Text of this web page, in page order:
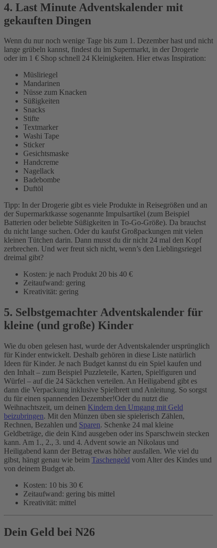
4. Last Minute Adventskalender mit
gekauften Dingen
Wenn du nur noch wenige Tage bis zum 1. Dezember hast und nicht
lange grübeln kannst, findest du im Supermarkt, in der Drogerie
oder im 1 € Shop schnell 24 Kleinigkeiten. Hier etwas Inspiration:
Müsliriegel
Mandarinen
Nüsse zum Knacken
Süßigkeiten
Snacks
Stifte
Textmarker
Washi Tape
Sticker
Gesichtsmaske
Handcreme
Nagellack
Badebombe
Duftöl
Tipp: In der Drogerie gibt es viele Produkte in Reisegrößen und an
der Supermarktkasse sogenannte Impulsartikel (zum Beispiel
Batterien oder beliebte Süßigkeiten in To-Go-Größe). Da brauchst
du nicht lange suchen. Oder du kaufst Großpackungen mit vielen
kleinen Tütchen darin. Dann musst du dir nicht 24 mal den Kopf
zerbrechen. Und wer freut sich nicht, wenn’s den Lieblingsriegel
dreimal gibt?
Kosten: je nach Produkt 20 bis 40 €
Zeitaufwand: gering
Kreativität: gering
5. Selbstgemachter Adventskalender für
kleine (und große) Kinder
Wie du oben gelesen hast, wurde der Adventskalender ursprünglich
für Kinder entwickelt. Deshalb gehören in diese Liste natürlich
Ideen für Kinder. Je nach Budget kannst du ein Spiel kaufen und
den Inhalt – zum Beispiel Puzzleteile, Karten, Spielfiguren und
Würfel – auf die 24 Säckchen verteilen. An Heiligabend gibt es
dann die Verpackung inklusive Spielbrett und Anleitung. So sorgst
du für einen spannenden Dezember!Oder du nutzt die
Weihnachtszeit, um deinen Kindern den Umgang mit Geld
beizubringen. Mit den Münzen üben sie spielerisch Zählen,
Rechnen, Bezahlen und Sparen. Schenke 24 mal kleine
Geldbeträge, die dein Kind ausgeben oder ins Sparschwein stecken
kann. Am 1., 2., 3. und 4. Advent sowie an Nikolaus und
Heiligabend kann der Betrag etwas höher ausfallen. Wie viel du
gibst, hängt genau wie beim Taschengeld vom Alter des Kindes und
von deinem Budget ab.
Kosten: 10 bis 30 €
Zeitaufwand: gering bis mittel
Kreativität: mittel
Dein Geld bei N26